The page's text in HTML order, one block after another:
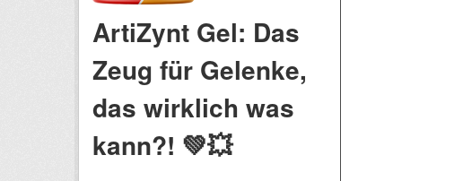
ArtiZynt Gel: Das
Zeug für Gelenke,
das wirklich was
kann?! 💚💥